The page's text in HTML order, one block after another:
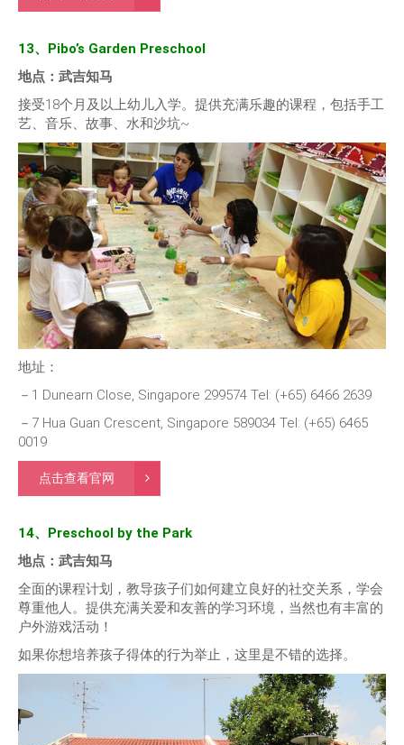
13、Pibo’s Garden Preschool
地点：武吉知马
接受18个月及以上幼儿入学。提供充满乐趣的课程，包括手工
艺、音乐、故事、水和沙坑~
地址：
－1 Dunearn Close, Singapore 299574 Tel: (+65) 6466 2639
－7 Hua Guan Crescent, Singapore 589034 Tel: (+65) 6465
0019
点击查看官网
14、Preschool by the Park
地点：武吉知马
全面的课程计划，教导孩子们如何建立良好的社交关系，学会
尊重他人。提供充满关爱和友善的学习环境，当然也有丰富的
户外游戏活动！
如果你想培养孩子得体的行为举止，这里是不错的选择。